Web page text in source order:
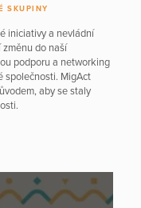
SKUPINY
iniciativy a nevládní
do naší
podporu a networking
společnosti. MigAct
aby se staly